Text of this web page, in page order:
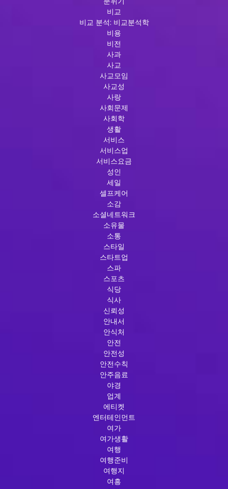
비교
비교 분석: 비교분석학
비용
비전
사과
사교
사교모임
사교성
사랑
사회문제
사회학
생활
서비스
서비스업
서비스요금
성인
세일
셀프케어
소감
소셜네트워크
소유물
소통
스타일
스타트업
스파
스포츠
식당
식사
신뢰성
안내서
안식처
안전
안전성
안전수칙
안주음료
야경
업계
에티켓
엔터테인먼트
여가
여가생활
여행
여행준비
여행지
여흥